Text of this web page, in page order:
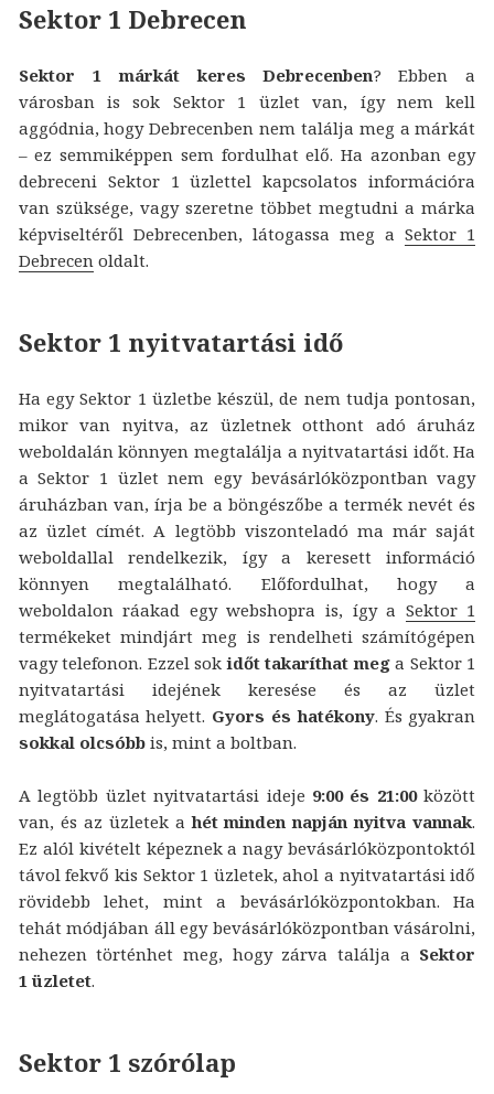
Sektor 1 Debrecen
Sektor 1 márkát keres Debrecenben? Ebben a
városban is sok Sektor 1 üzlet van, így nem kell
aggódnia, hogy Debrecenben nem találja meg a márkát
– ez semmiképpen sem fordulhat elő. Ha azonban egy
debreceni Sektor 1 üzlettel kapcsolatos információra
van szüksége, vagy szeretne többet megtudni a márka
képviseltéről Debrecenben, látogassa meg aSektor 1
Debrecen oldalt.
Sektor 1 nyitvatartási idő
Ha egy Sektor 1 üzletbe készül, de nem tudja pontosan,
mikor van nyitva, az üzletnek otthont adó áruház
weboldalán könnyen megtalálja a nyitvatartási időt. Ha
a Sektor 1 üzlet nem egy bevásárlóközpontban vagy
áruházban van, írja be a böngészőbe a termék nevét és
az üzlet címét. A legtöbb viszonteladó ma már saját
weboldallal rendelkezik, így a keresett információ
könnyen megtalálható. Előfordulhat, hogy a
weboldalon ráakad egy webshopra is, így a Sektor 1
termékeket mindjárt meg is rendelheti számítógépen
vagy telefonon. Ezzel sokidőt takaríthat mega Sektor 1
nyitvatartási idejének keresése és az üzlet
meglátogatása helyett. Gyors és hatékony. És gyakran
sokkal olcsóbbis, mint a boltban.
A legtöbb üzlet nyitvatartási ideje 9:00 és 21:00között
van, és az üzletek ahét minden napján nyitva vannak.
Ez alól kivételt képeznek a nagy bevásárlóközpontoktól
távol fekvő kis Sektor 1 üzletek, ahol a nyitvatartási idő
rövidebb lehet, mint a bevásárlóközpontokban. Ha
tehát módjában áll egy bevásárlóközpontban vásárolni,
nehezen történhet meg, hogy zárva találja a Sektor
1 üzletet.
Sektor 1 szórólap